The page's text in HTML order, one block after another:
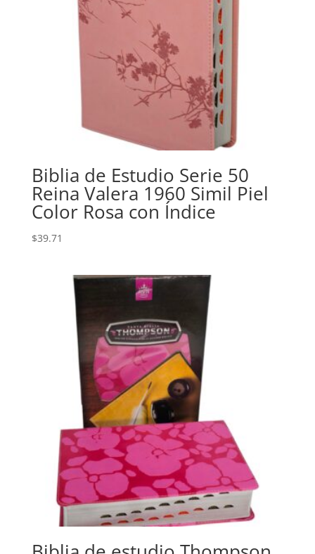
Biblia de Estudio Serie 50
Reina Valera 1960 Simil Piel
Color Rosa con Índice
$39.71